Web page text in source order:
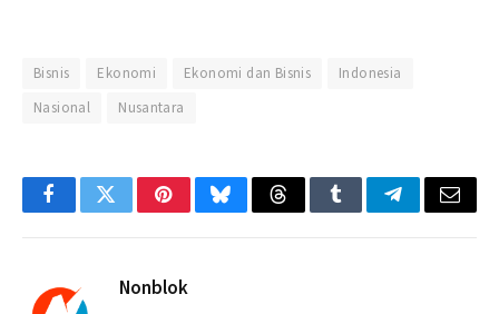
Bisnis Ekonomi Ekonomi dan Bisnis
Indonesia
Nasional
Nusantara
FacebookTwitterPinterestBlueskyThreadsTumblrTelegramEmail
Nonblok